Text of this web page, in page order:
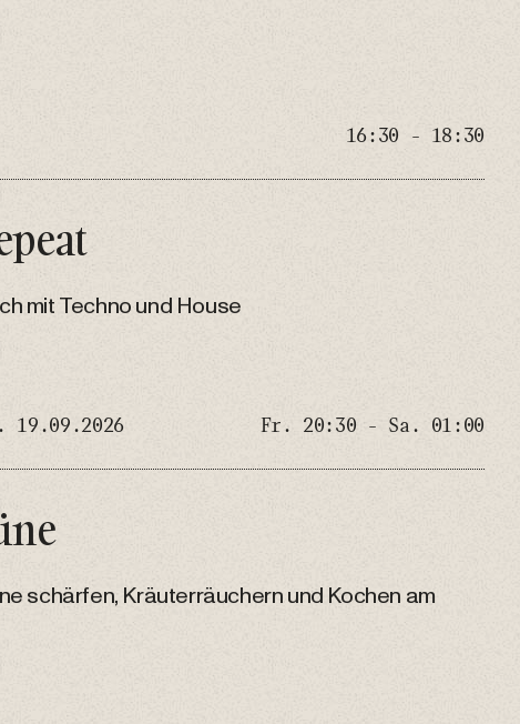
16:30 - 18:30
mit Techno und House
19.09.2026 Fr. 20:30 - Sa. 01:00
schärfen, Kräuterräuchern und Kochen am